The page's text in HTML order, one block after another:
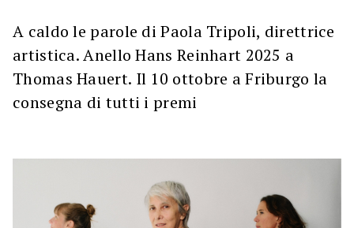
A caldo le parole di Paola Tripoli, direttrice
artistica. Anello Hans Reinhart 2025 a
Thomas Hauert. Il 10 ottobre a Friburgo la
consegna di tutti i premi